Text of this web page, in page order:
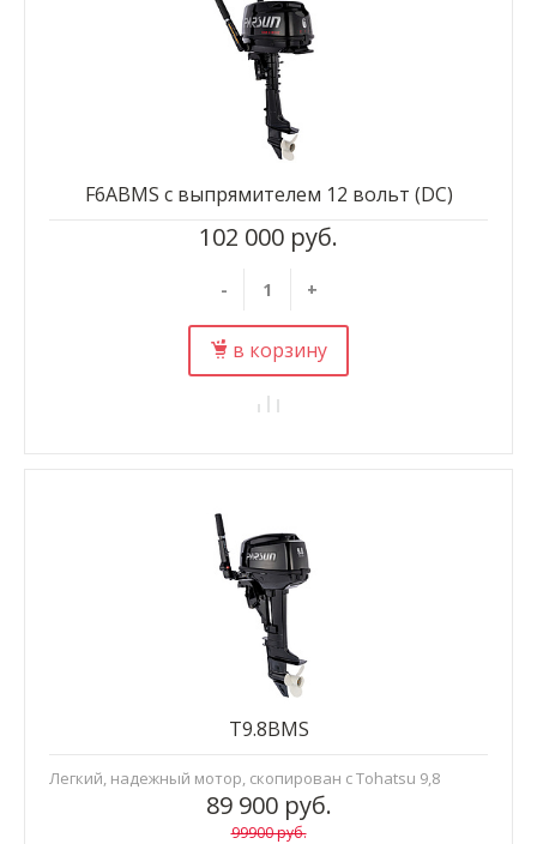
102 000 руб.
- +
в корзину
F6ABMS с выпрямителем 12 вольт (DC)
89 900 руб.
99900 руб.
T9.8BMS
Легкий, надежный мотор, скопирован с Tohatsu 9,8